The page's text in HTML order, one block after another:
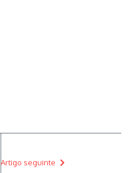
Artigo seguinte